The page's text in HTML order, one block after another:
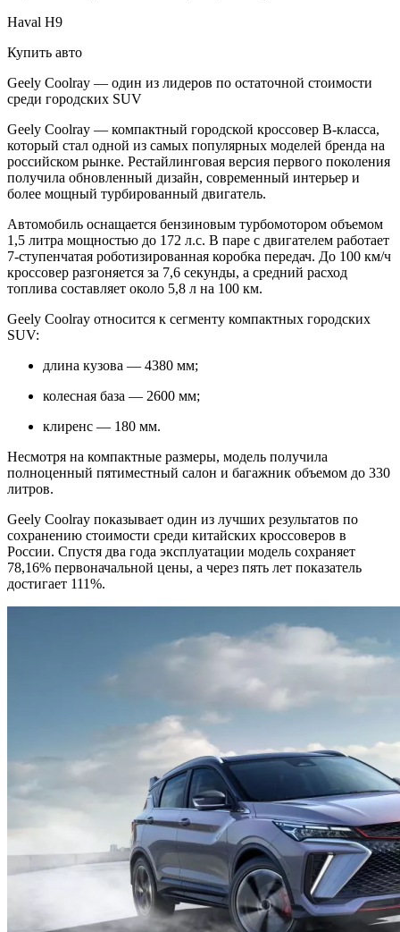
Haval H9
Купить авто
Geely Coolray — один из лидеров по остаточной стоимости
среди городских SUV
Geely Coolray — компактный городской кроссовер B-класса,
который стал одной из самых популярных моделей бренда на
российском рынке. Рестайлинговая версия первого поколения
получила обновленный дизайн, современный интерьер и
более мощный турбированный двигатель.
Автомобиль оснащается бензиновым турбомотором объемом
1,5 литра мощностью до 172 л.с. В паре с двигателем работает
7-ступенчатая роботизированная коробка передач. До 100 км/ч
кроссовер разгоняется за 7,6 секунды, а средний расход
топлива составляет около 5,8 л на 100 км.
Geely Coolray относится к сегменту компактных городских
SUV:
длина кузова — 4380 мм;
колесная база — 2600 мм;
клиренс — 180 мм.
Несмотря на компактные размеры, модель получила
полноценный пятиместный салон и багажник объемом до 330
литров.
Geely Coolray показывает один из лучших результатов по
сохранению стоимости среди китайских кроссоверов в
России. Спустя два года эксплуатации модель сохраняет
78,16% первоначальной цены, а через пять лет показатель
достигает 111%.